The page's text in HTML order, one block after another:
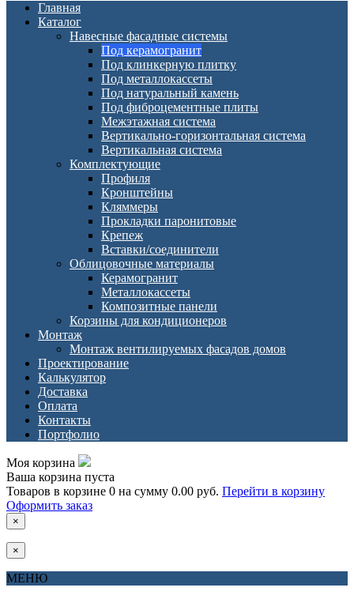
Главная
Каталог
Навесные фасадные системы
Под керамогранит
Под клинкерную плитку
Под металлокассеты
Под натуральный камень
Под фиброцементные плиты
Межэтажная система
Вертикально-горизонтальная система
Вертикальная система
Комплектующие
Профиля
Кронштейны
Кляммеры
Прокладки паронитовые
Крепеж
Вставки/соединители
Облицовочные материалы
Керамогранит
Металлокассеты
Композитные панели
Корзины для кондиционеров
Монтаж
Монтаж вентилируемых фасадов домов
Проектирование
Калькулятор
Доставка
Оплата
Контакты
Портфолио
Моя корзина
Ваша корзина пуста
Товаров в корзине 0 на сумму 0.00 руб. Перейти в корзину
Оформить заказ
×
×
МЕНЮ